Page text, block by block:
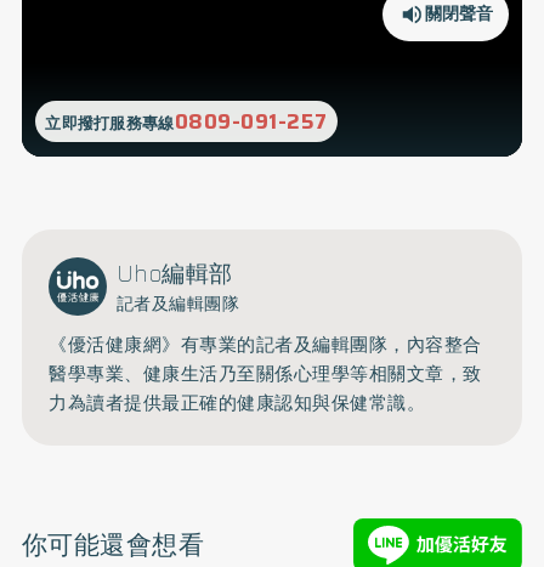
立即撥打服務專線0809-091-257
關閉聲音
Uho編輯部
記者及編輯團隊
《優活健康網》有專業的記者及編輯團隊，內容整合
醫學專業、健康生活乃至關係心理學等相關文章，致
力為讀者提供最正確的健康認知與保健常識。
你可能還會想看